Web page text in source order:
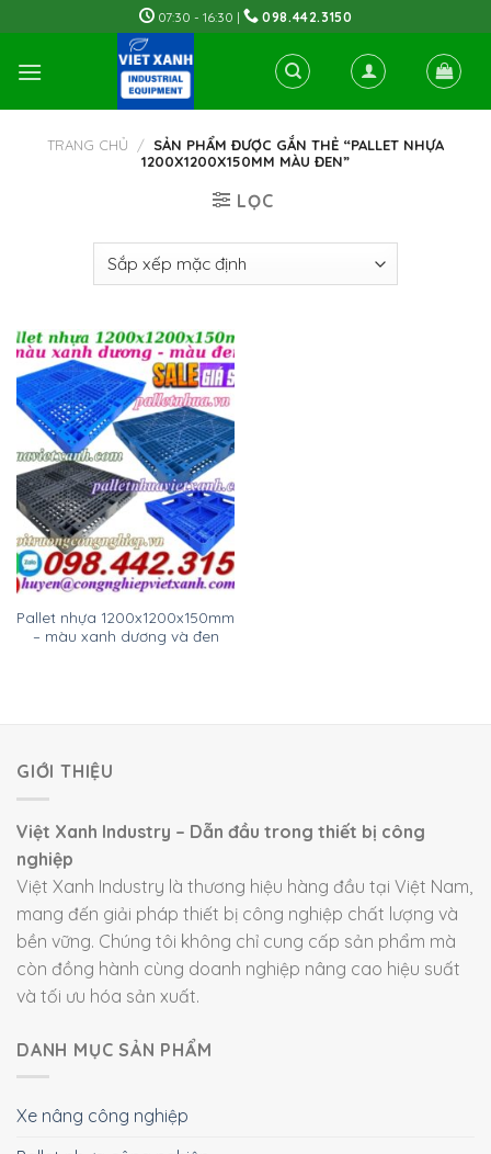
to
content
07:30 - 16:30 | 098.442.3150
TRANG CHỦ / SẢN PHẨM ĐƯỢC GẮN THẺ “PALLET NHỰA
1200X1200X150MM MÀU ĐEN”
LỌC
Pallet nhựa 1200x1200x150mm
– màu xanh dương và đen
GIỚI THIỆU
Việt Xanh Industry – Dẫn đầu trong thiết bị công
nghiệp
Việt Xanh Industry là thương hiệu hàng đầu tại Việt Nam,
mang đến giải pháp thiết bị công nghiệp chất lượng và
bền vững. Chúng tôi không chỉ cung cấp sản phẩm mà
còn đồng hành cùng doanh nghiệp nâng cao hiệu suất
và tối ưu hóa sản xuất.
DANH MỤC SẢN PHẨM
Xe nâng công nghiệp